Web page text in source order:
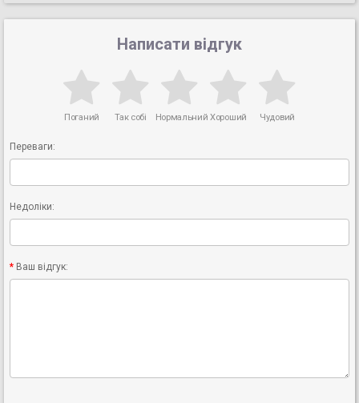
Написати відгук
Поганий Так собі Нормальний Хороший Чудовий
Переваги:
Недоліки:
Ваш відгук: